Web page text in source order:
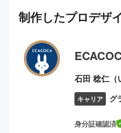
制作したプロデザ
石田 稔仁（
キャリア グ
身分証確認済